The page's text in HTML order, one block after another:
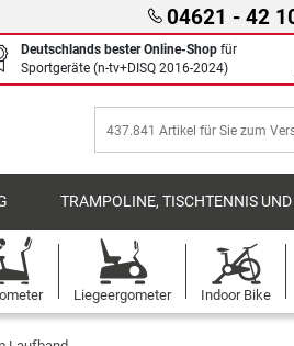
04621 - 42
Deutschlands bester Online-Shop für
Sportgeräte (n-tv+DISQ 2016-2024)
TRAMPOLINE, TISCHTENNIS
Liegeergometer Indoor Bike